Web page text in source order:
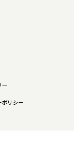
ー
ポリシー